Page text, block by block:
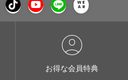
account_circle
お得な会員特典